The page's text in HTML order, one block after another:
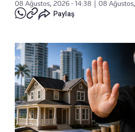
08 Ağustos, 2026 - 14:38
08
Paylaş